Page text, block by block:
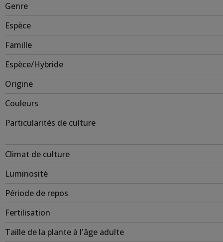
Genre
Espèce
Famille
Espèce/Hybride
Origine
Couleurs
Particularités de culture
Climat de culture
Luminosité
Période de repos
Fertilisation
Taille de la plante à l'âge adulte